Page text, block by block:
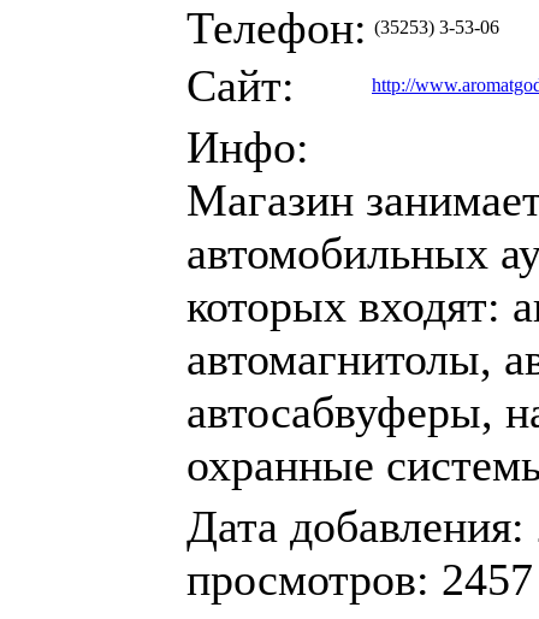
Телефон: (35253) 3-53-06
Сайт: http://
Инфо:
Магазин
автомобильных
которых входят:
автомагнитолы,
автосабвуферы,
охранные
Дата
просмотров: 2457